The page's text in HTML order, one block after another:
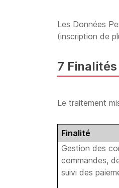
Les Données
(inscription de
7
Le traitement
Finalité
Gestion des
commandes,
suivi des